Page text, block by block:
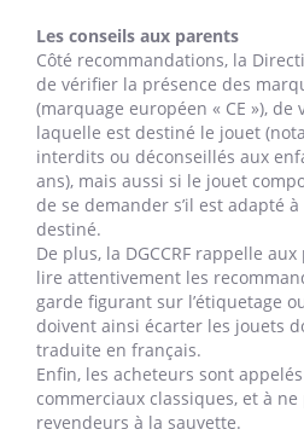
Les conseils aux parents
Côté recommandations, la
de vérifier la présence des
(marquage européen « CE »), de
laquelle est destiné le jouet
interdits ou déconseillés aux
ans), mais aussi si le jouet
de se demander s’il est adapté
destiné.
De plus, la DGCCRF rappelle
lire attentivement les
garde figurant sur l’étiquetage
doivent ainsi écarter les jouets
traduite en français.
Enfin, les acheteurs sont
commerciaux classiques, et à
revendeurs à la sauvette.